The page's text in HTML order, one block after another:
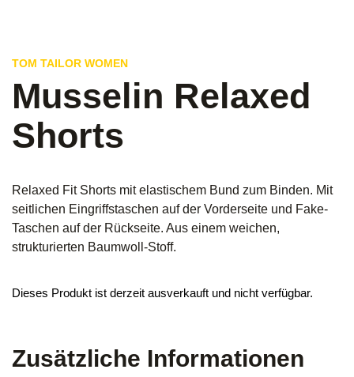
TOM TAILOR WOMEN
Musselin Relaxed
Shorts
Relaxed Fit Shorts mit elastischem Bund zum Binden. Mit
seitlichen Eingriffstaschen auf der Vorderseite und Fake-
Taschen auf der Rückseite. Aus einem weichen,
strukturierten Baumwoll-Stoff.
Dieses Produkt ist derzeit ausverkauft und nicht verfügbar.
Zusätzliche Informationen